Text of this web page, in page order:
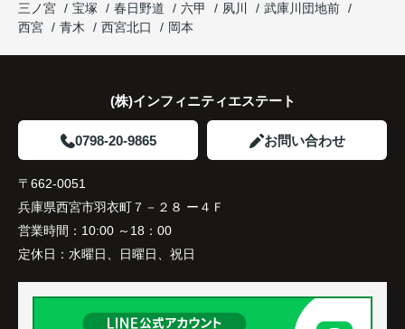
三ノ宮
宝塚 春日野道 六甲 夙川
武庫川団地前
西宮
青木 西宮北口 岡本
(株)インフィニティエステート
0798-20-9865 お問い合わせ
〒662-0051
兵庫県西宮市羽衣町７－２８ ー４Ｆ
営業時間： 10:00 ～18：00
定休日： 水曜日、日曜日、祝日